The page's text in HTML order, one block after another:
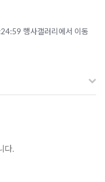
행사갤러리에서 이동
다.